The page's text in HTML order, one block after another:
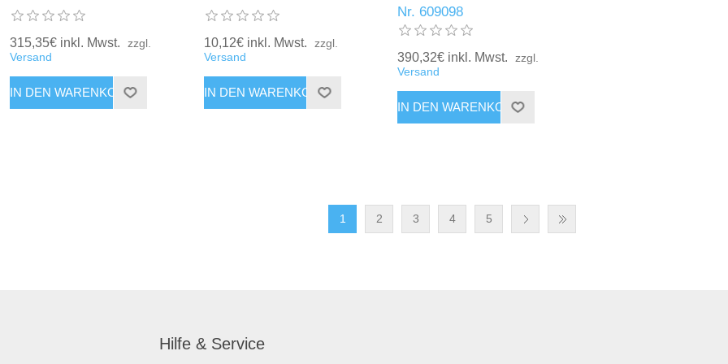
315,35€ inkl. Mwst.
zzgl.
Versand
10,12€ inkl. Mwst.
zzgl.
Versand
Nr. 609098
390,32€ inkl. Mwst.
zzgl.
Versand
1 2 3 4 5
Hilfe & Service